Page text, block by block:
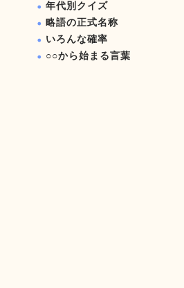
年代別クイズ
略語の正式名称
いろんな確率
○○から始まる言葉